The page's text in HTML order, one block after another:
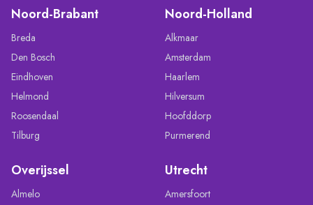
Noord-Brabant
Breda
Den Bosch
Eindhoven
Helmond
Roosendaal
Tilburg
Noord-Holland
Alkmaar
Amsterdam
Haarlem
Hilversum
Hoofddorp
Purmerend
Overijssel
Almelo
Utrecht
Amersfoort